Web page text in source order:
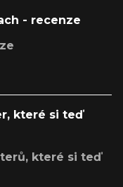
- recenze
které si teď
které si teď